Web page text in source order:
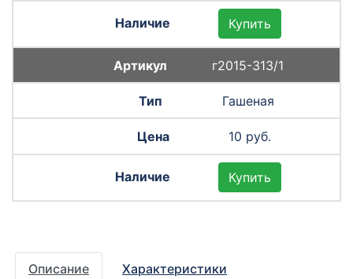
Купить
г2015-313/1
Гашеная
10 руб.
Купить
Описание Характеристики